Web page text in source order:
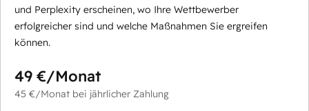
und Perplexity erscheinen, wo Ihre Wettbewerber
erfolgreicher sind und welche Maßnahmen Sie ergreifen
können.
49 €/Monat
45 €/Monat bei jährlicher Zahlung